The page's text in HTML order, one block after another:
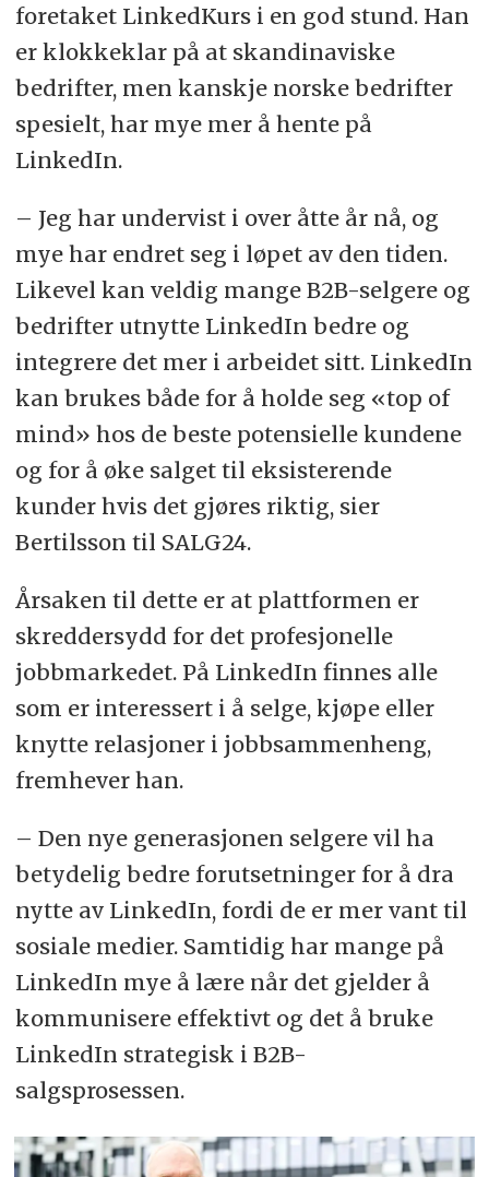
foretaket LinkedKurs i en god stund. Han
er klokkeklar på at skandinaviske
bedrifter, men kanskje norske bedrifter
spesielt, har mye mer å hente på
LinkedIn.
– Jeg har undervist i over åtte år nå, og
mye har endret seg i løpet av den tiden.
Likevel kan veldig mange B2B-selgere og
bedrifter utnytte LinkedIn bedre og
integrere det mer i arbeidet sitt. LinkedIn
kan brukes både for å holde seg «top of
mind» hos de beste potensielle kundene
og for å øke salget til eksisterende
kunder hvis det gjøres riktig, sier
Bertilsson til SALG24.
Årsaken til dette er at plattformen er
skreddersydd for det profesjonelle
jobbmarkedet. På LinkedIn finnes alle
som er interessert i å selge, kjøpe eller
knytte relasjoner i jobbsammenheng,
fremhever han.
– Den nye generasjonen selgere vil ha
betydelig bedre forutsetninger for å dra
nytte av LinkedIn, fordi de er mer vant til
sosiale medier. Samtidig har mange på
LinkedIn mye å lære når det gjelder å
kommunisere effektivt og det å bruke
LinkedIn strategisk i B2B-
salgsprosessen.